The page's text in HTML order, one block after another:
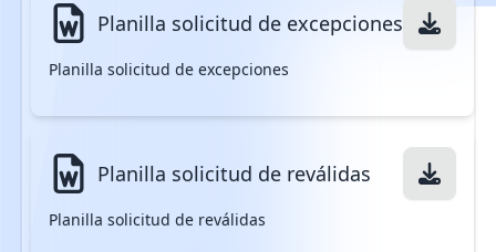
Planilla solicitud de excepciones
Planilla solicitud de excepciones
Planilla solicitud de reválidas
Planilla solicitud de reválidas